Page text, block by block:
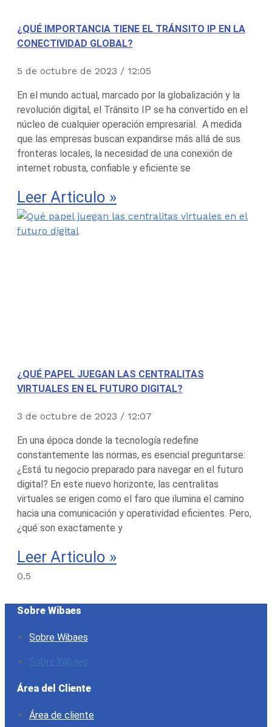
¿QUÉ IMPORTANCIA TIENE EL TRÁNSITO IP EN LA
CONECTIVIDAD GLOBAL?
5 de octubre de 2023 12:05
En el mundo actual, marcado por la globalización y la
revolución digital, el Tránsito IP se ha convertido en el
núcleo de cualquier operación empresarial. A medida
que las empresas buscan expandirse más allá de sus
fronteras locales, la necesidad de una conexión de
internet robusta, confiable y eficiente se
Leer Articulo »
¿QUÉ PAPEL JUEGAN LAS CENTRALITAS
VIRTUALES EN EL FUTURO DIGITAL?
3 de octubre de 2023 12:07
En una época donde la tecnología redefine
constantemente las normas, es esencial preguntarse:
¿Está tu negocio preparado para navegar en el futuro
digital? En este nuevo horizonte, las centralitas
virtuales se erigen como el faro que ilumina el camino
hacia una comunicación y operatividad eficientes. Pero,
¿qué son exactamente y
Leer Articulo »
Sobre Wibaes
Sobre Wibaes
Sobre Wibaes
Área del Cliente
Área de cliente